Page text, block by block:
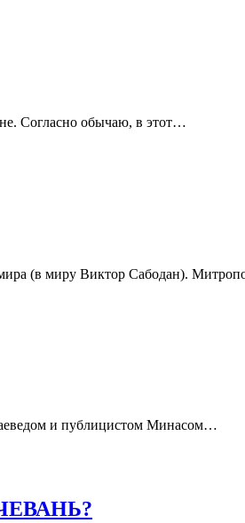
Согласно обычаю, в этот…
(в миру Виктор Сабодан).
и публицистом Минасом…